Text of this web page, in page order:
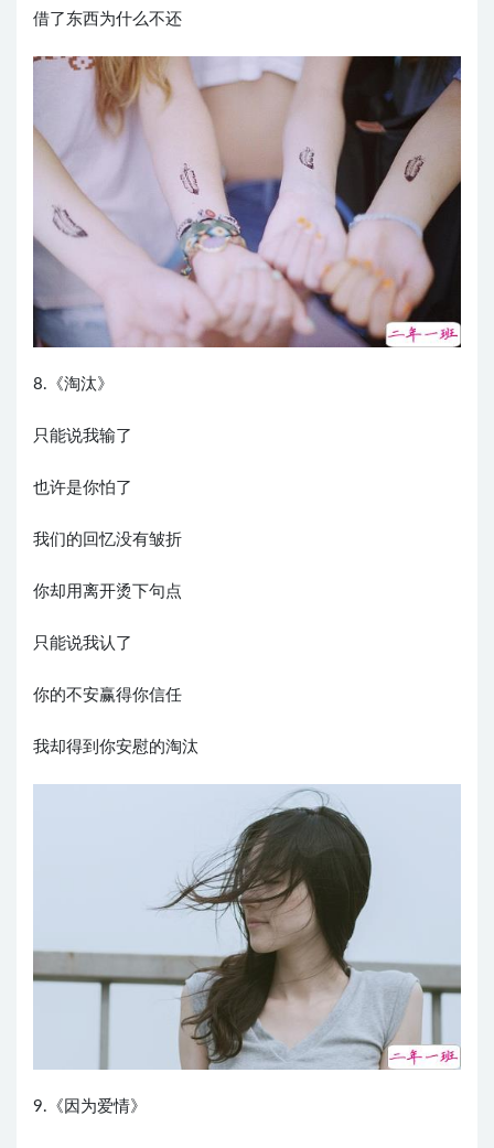
借了东西为什么不还
8.《淘汰》
只能说我输了
也许是你怕了
我们的回忆没有皱折
你却用离开烫下句点
只能说我认了
你的不安赢得你信任
我却得到你安慰的淘汰
9.《因为爱情》